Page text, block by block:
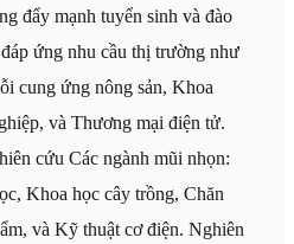
đẩy mạnh tuyển sinh và đào
ứng nhu cầu thị trường như
cung ứng nông sản, Khoa
và Thương mại điện tử.
cứu Các ngành mũi nhọn:
Khoa học cây trồng, Chăn
và Kỹ thuật cơ điện. Nghiên